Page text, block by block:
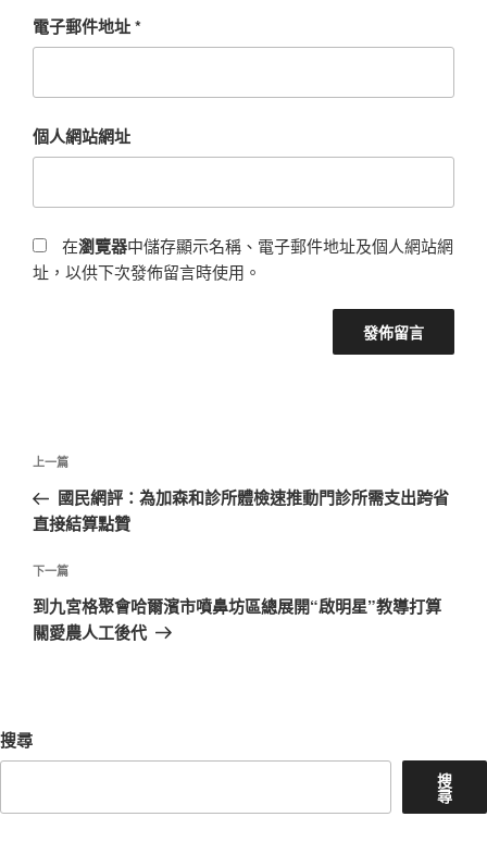
電子郵件地址*
個人網站網址
在瀏覽器中儲存顯示名稱、電子郵件地址及個人網站網
址，以供下次發佈留言時使用。
文
導
覽
上
一
篇
章
上一篇
國民網評：為加森和診所體檢速推動門診所需支出跨省
直接結算點贊
下
一
篇
下一篇
到九宮格聚會哈爾濱市噴鼻坊區總展開“啟明星”教導打算
關愛農人工後代
搜尋
搜
尋